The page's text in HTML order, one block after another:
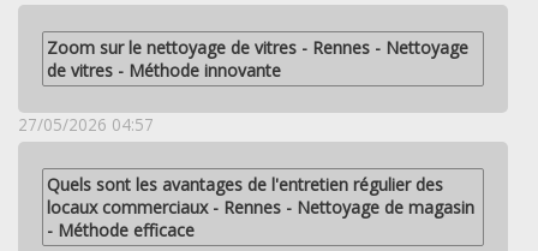
Zoom sur le nettoyage de vitres - Rennes - Nettoyage
de vitres - Méthode innovante
27/05/2026 04:57
Quels sont les avantages de l'entretien régulier des
locaux commerciaux - Rennes - Nettoyage de magasin
- Méthode efficace